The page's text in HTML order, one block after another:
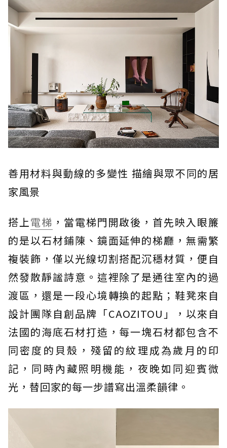
善用材料與動線的多變性 描繪與眾不同的居
家風景
搭上電梯 ，當電梯門開啟後，首先映入眼簾
的是以石材鋪陳、鏡面延伸的梯廳，無需繁
複裝飾，僅以光線切割搭配沉穩材質，便自
然發散靜謐詩意。這裡除了是通往室內的過
渡區，還是一段心境轉換的起點；鞋凳來自
設計團隊自創品牌「CAOZITOU」，以來自
法國的海底石材打造，每一塊石材都包含不
同密度的貝殼，殘留的紋理成為歲月的印
記，同時內藏照明機能，夜晚如同迎賓微
光，替回家的每一步譜寫出溫柔韻律。